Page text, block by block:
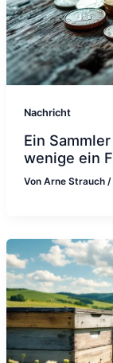
Nachricht
Ein
wenige ein
Von Arne Strauch /